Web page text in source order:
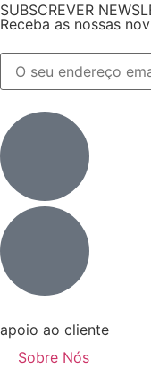
SUBSCREVER
Receba as nossas
apoio ao cliente
Sobre Nós